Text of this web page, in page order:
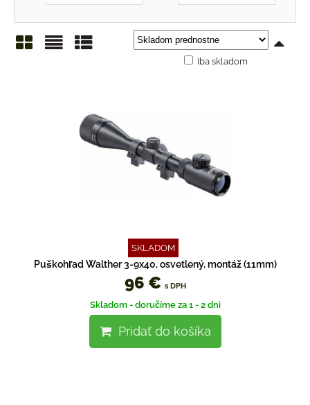
Iba skladom
SKLADOM
Puškohľad Walther 3-9x40, osvetlený, montáž (11mm)
96 € s DPH
Skladom - doručíme za 1 - 2 dni
Pridať do košíka